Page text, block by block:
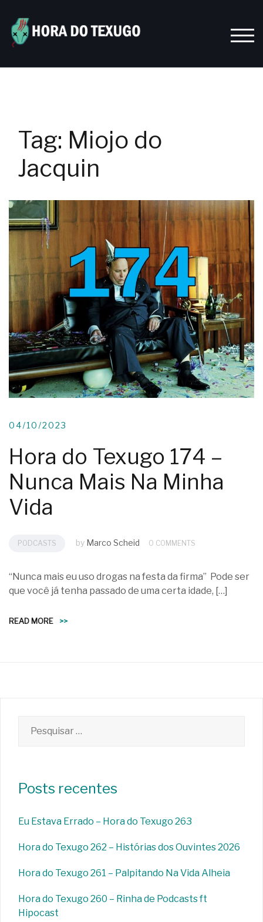
content
Tag: Miojo do
Jacquin
04/10/2023
Hora do Texugo 174 –
Nunca Mais Na Minha
Vida
PODCASTS by Marco Scheid 0 COMMENTS
“Nunca mais eu uso drogas na festa da firma” Pode ser
que você já tenha passado de uma certa idade, […]
READ MORE >>
por:
Posts recentes
Eu Estava Errado – Hora do Texugo 263
Hora do Texugo 262 – Histórias dos Ouvintes 2026
Hora do Texugo 261 – Palpitando Na Vida Alheia
Hora do Texugo 260 – Rinha de Podcasts ft
Hipocast